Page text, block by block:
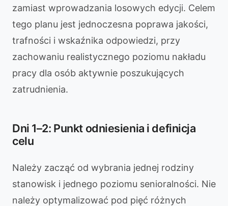
zamiast wprowadzania losowych edycji. Celem
tego planu jest jednoczesna poprawa jakości,
trafności i wskaźnika odpowiedzi, przy
zachowaniu realistycznego poziomu nakładu
pracy dla osób aktywnie poszukujących
zatrudnienia.
Dni 1–2: Punkt odniesienia i definicja
celu
Należy zacząć od wybrania jednej rodziny
stanowisk i jednego poziomu senioralności. Nie
należy optymalizować pod pięć różnych